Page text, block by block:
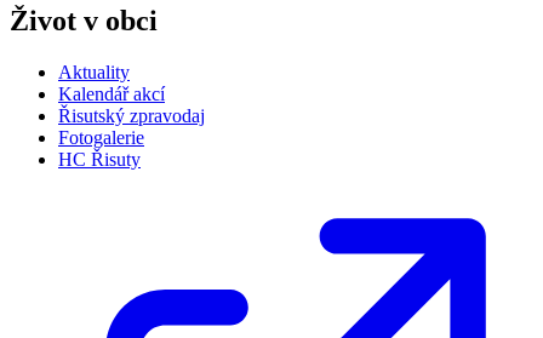
Život v obci
Aktuality
Kalendář akcí
Řisutský zpravodaj
Fotogalerie
HC Řisuty